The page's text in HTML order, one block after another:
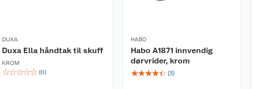
DUXA
Duxa Ella håndtak til skuff
KROM
☆☆☆☆☆ (0)
HABO
Habo A1871 innvendig
dørvrider, krom
☆☆☆☆☆ (3)